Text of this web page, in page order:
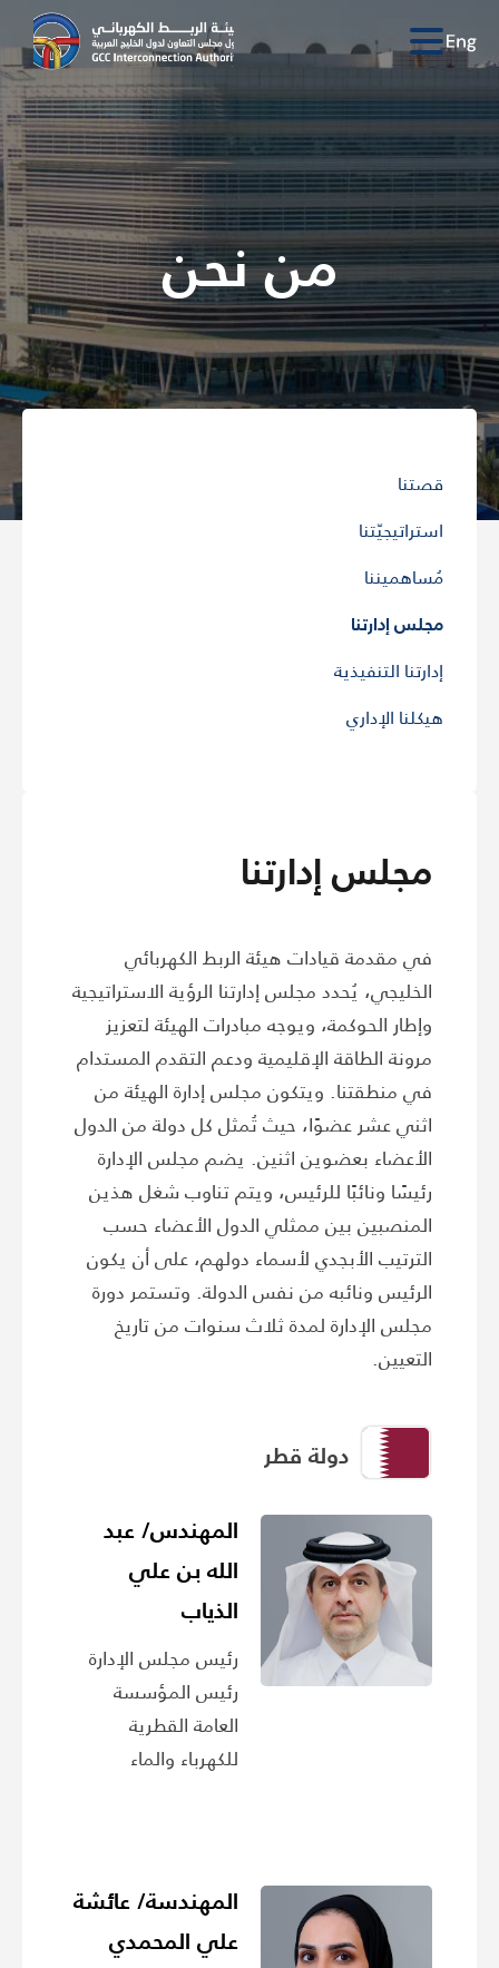
من نحن
قصتنا
استراتيجيّتنا
مُساهميننا
مجلس إدارتنا
إدارتنا التنفيذية
هيكلنا الإداري
مجلس إدارتنا
في مقدمة قيادات هيئة الربط الكهربائي
الخليجي، يُحدد مجلس إدارتنا الرؤية الاستراتيجية
وإطار الحوكمة، ويوجه مبادرات الهيئة لتعزيز
مرونة الطاقة الإقليمية ودعم التقدم المستدام
في منطقتنا. ويتكون مجلس إدارة الهيئة من
اثني عشر عضوًا، حيث تُمثل كل دولة من الدول
الأعضاء بعضوين اثنين. يضم مجلس الإدارة
رئيسًا ونائبًا للرئيس، ويتم تناوب شغل هذين
المنصبين بين ممثلي الدول الأعضاء حسب
الترتيب الأبجدي لأسماء دولهم، على أن يكون
الرئيس ونائبه من نفس الدولة. وتستمر دورة
مجلس الإدارة لمدة ثلاث سنوات من تاريخ
التعيين.
دولة قطر
المهندس/ عبد
الله بن علي
الذياب
رئيس مجلس الإدارة
رئيس المؤسسة
العامة القطرية
للكهرباء والماء
المهندسة/ عائشة
علي المحمدي